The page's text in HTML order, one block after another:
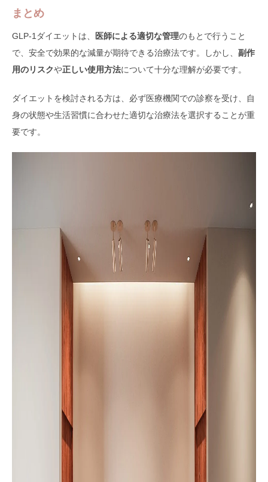
まとめ
GLP-1ダイエットは、 医師による適切な管理のもとで行うこと
で、安全で効果的な減量が期待できる治療法です。しかし、 副作
用のリスクや正しい使用方法について十分な理解が必要です。
ダイエットを検討される方は、必ず医療機関での診察を受け、自
身の状態や生活習慣に合わせた適切な治療法を選択することが重
要です。